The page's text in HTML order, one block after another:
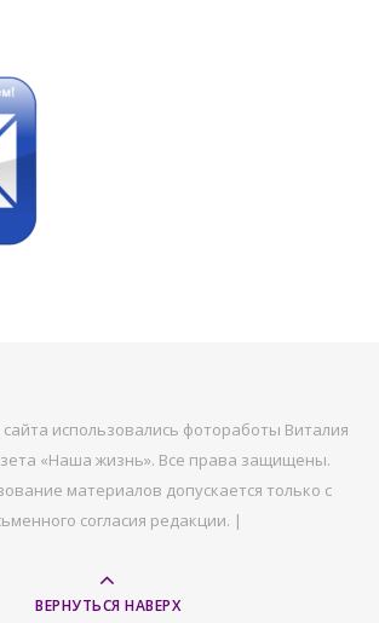
использовались фотоработы Виталия
«Наша жизнь». Все права защищены.
материалов допускается только с
согласия редакции. |
ВЕРНУТЬСЯ НАВЕРХ